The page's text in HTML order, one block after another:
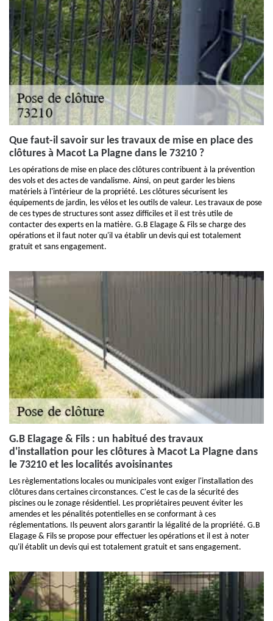
Que faut-il savoir sur les travaux de mise en place des
clôtures à Macot La Plagne dans le 73210 ?
Les opérations de mise en place des clôtures contribuent à la prévention
des vols et des actes de vandalisme. Ainsi, on peut garder les biens
matériels à l'intérieur de la propriété. Les clôtures sécurisent les
équipements de jardin, les vélos et les outils de valeur. Les travaux de pose
de ces types de structures sont assez difficiles et il est très utile de
contacter des experts en la matière. G.B Elagage & Fils se charge des
opérations et il faut noter qu'il va établir un devis qui est totalement
gratuit et sans engagement.
G.B Elagage & Fils : un habitué des travaux
d'installation pour les clôtures à Macot La Plagne dans
le 73210 et les localités avoisinantes
Les règlementations locales ou municipales vont exiger l'installation des
clôtures dans certaines circonstances. C'est le cas de la sécurité des
piscines ou le zonage résidentiel. Les propriétaires peuvent éviter les
amendes et les pénalités potentielles en se conformant à ces
réglementations. Ils peuvent alors garantir la légalité de la propriété. G.B
Elagage & Fils se propose pour effectuer les opérations et il est à noter
qu'il établit un devis qui est totalement gratuit et sans engagement.